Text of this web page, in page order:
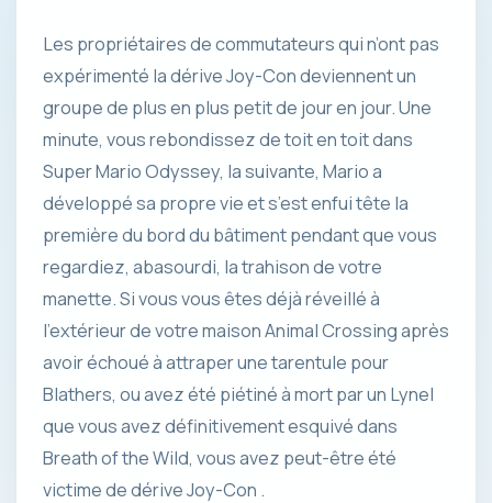
Les propriétaires de commutateurs qui n’ont pas
expérimenté la dérive Joy-Con deviennent un
groupe de plus en plus petit de jour en jour. Une
minute, vous rebondissez de toit en toit dans
Super Mario Odyssey, la suivante, Mario a
développé sa propre vie et s’est enfui tête la
première du bord du bâtiment pendant que vous
regardiez, abasourdi, la trahison de votre
manette. Si vous vous êtes déjà réveillé à
l’extérieur de votre maison Animal Crossing après
avoir échoué à attraper une tarentule pour
Blathers, ou avez été piétiné à mort par un Lynel
que vous avez définitivement esquivé dans
Breath of the Wild, vous avez peut-être été
victime de dérive Joy-Con .